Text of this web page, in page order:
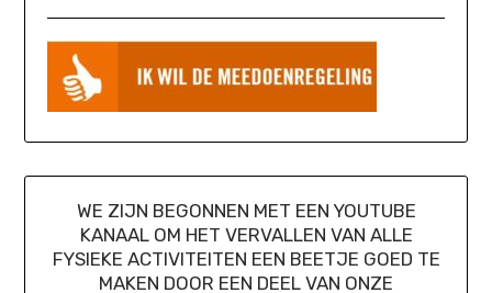
WE ZIJN BEGONNEN MET EEN YOUTUBE
KANAAL OM HET VERVALLEN VAN ALLE
FYSIEKE ACTIVITEITEN EEN BEETJE GOED TE
MAKEN DOOR EEN DEEL VAN ONZE